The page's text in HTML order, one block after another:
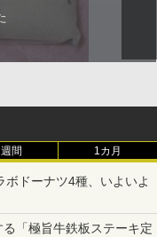
間 1カ月
ボドーナツ4種、いよいよ
「極旨牛鉄板ステーキ定